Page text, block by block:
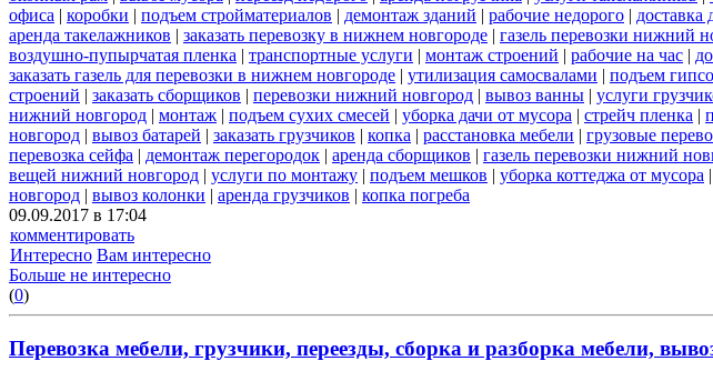
офиса | коробки | подъем стройматериалов | демонтаж зданий | рабочие недорого | доставка
аренда такелажников | заказать перевозку в нижнем новгороде | газель перевозки нижний
воздушно-пупырчатая пленка | транспортные услуги | монтаж строений | рабочие на час |
заказать газель для перевозки в нижнем новгороде | утилизация самосвалами | подъем
строений | заказать сборщиков | перевозки нижний новгород | вывоз ванны | услуги
нижний новгород | монтаж | подъем сухих смесей | уборка дачи от мусора | стрейч пленка |
новгород | вывоз батарей | заказать грузчиков | копка | расстановка мебели | грузовые
перевозка сейфа | демонтаж перегородок | аренда сборщиков | газель перевозки нижний
вещей нижний новгород | услуги по монтажу | подъем мешков | уборка коттеджа от мусора |
новгород | вывоз колонки | аренда грузчиков | копка погреба
09.09.2017 в 17:04
комментировать
Интересно Вам интересно
Больше не интересно
(0)
Перевозка мебели, грузчики, переезды, сборка и разборка мебели,